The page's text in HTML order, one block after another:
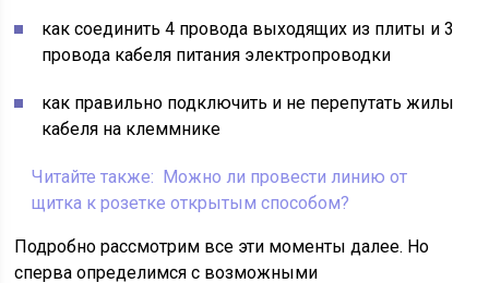
как соединить 4 провода выходящих из плиты и 3
провода кабеля питания электропроводки
как правильно подключить и не перепутать жилы
кабеля на клеммнике
Читайте также: Можно ли провести линию от
щитка к розетке открытым способом?
Подробно рассмотрим все эти моменты далее. Но
сперва определимся с возможными